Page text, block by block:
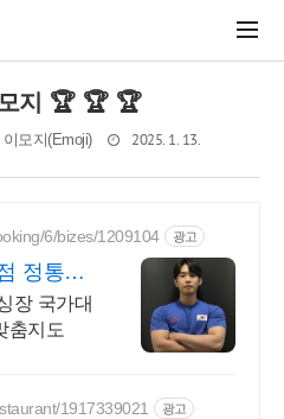
지 🏆 🏆 🏆
모지(Emoji) 2025. 1. 13.
6/bizes/1209104 광고
정통복
장 국가대
춤지도
1917339021 광고